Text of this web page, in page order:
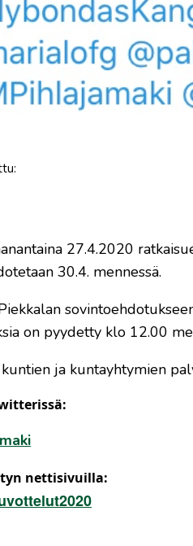
:
27.4.2020
30.4. mennessä.
on pyydetty klo 12.00
ja kuntayhtymien
nettisivuilla: